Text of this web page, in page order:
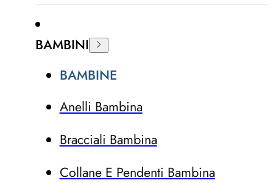
BAMBINI
BAMBINE
Anelli Bambina
Bracciali Bambina
Collane E Pendenti Bambina